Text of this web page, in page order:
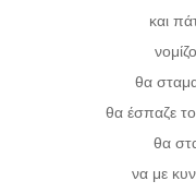
και
θα
θα έσπαζε
θα
να με